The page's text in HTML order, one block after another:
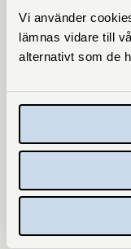
Vi använder
lämnas vidare till
alternativt som de